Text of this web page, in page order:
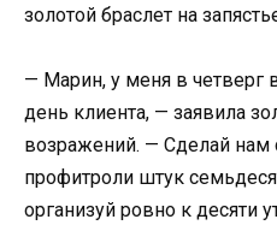
золотой браслет на
— Марин, у меня в четверг
день клиента, — заявила
возражений. — Сделай нам
профитроли штук
организуй ровно к десяти